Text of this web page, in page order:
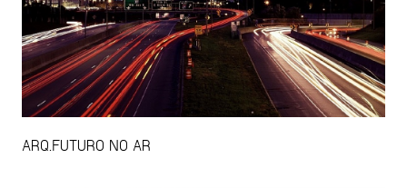
ARQ.FUTURO NO AR